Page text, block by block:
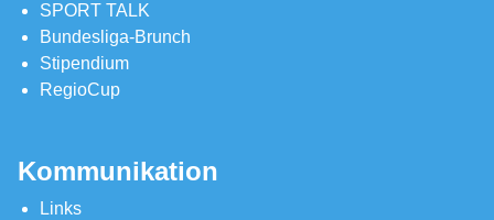
SPORT TALK
Bundesliga-Brunch
Stipendium
RegioCup
Kommunikation
Links